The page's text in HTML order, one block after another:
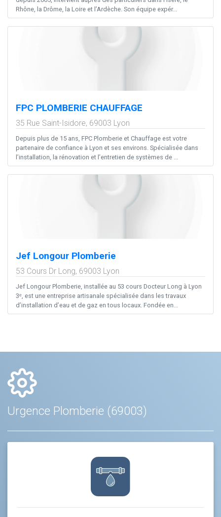
Rhône, la Drôme, la Loire et l’Ardèche. Son équipe expér...
FPC PLOMBERIE CHAUFFAGE
35 Rue Saint-Isidore, 69003 Lyon
Depuis plus de 15 ans, FPC Plomberie et Chauffage est votre
partenaire de confiance à Lyon et ses environs. Spécialisée dans
l’installation, la rénovation et l’entretien de systèmes de ...
Jef Longour Plomberie
53 Cours Dr Long, 69003 Lyon
Jef Longour Plomberie, installée au 53 cours Docteur Long à Lyon
3ᵉ, est une entreprise artisanale spécialisée dans les travaux
d’installation d’eau et de gaz en tous locaux. Fondée en...
Urgence Plomberie (69003)